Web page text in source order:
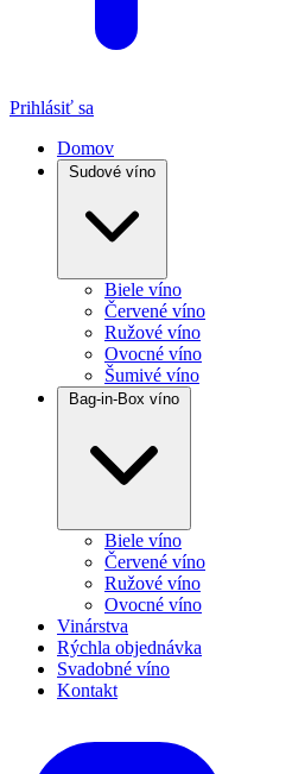
Prihlásiť sa
Domov
Sudové víno
Biele víno
Červené víno
Ružové víno
Ovocné víno
Šumivé víno
Bag-in-Box víno
Biele víno
Červené víno
Ružové víno
Ovocné víno
Vinárstva
Rýchla objednávka
Svadobné víno
Kontakt